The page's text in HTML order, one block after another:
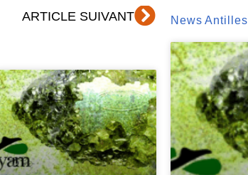
ARTICLE SUIVANTSuivantNews Antilles